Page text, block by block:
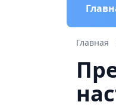
Главная